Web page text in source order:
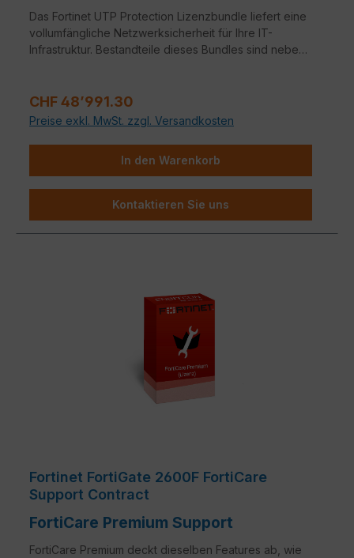
Das Fortinet UTP Protection Lizenzbundle liefert eine
vollumfängliche Netzwerksicherheit für Ihre IT-
Infrastruktur. Bestandteile dieses Bundles sind neben
Regulärer Preis:
CHF 48’991.30
Preise exkl. MwSt. zzgl. Versandkosten
In den Warenkorb
Kontaktieren Sie uns
Fortinet FortiGate 2600F FortiCare
Support Contract
FortiCare Premium Support
FortiCare Premium deckt dieselben Features ab, wie